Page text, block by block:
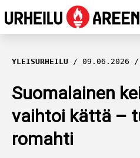
OLYMPIALAISET
MAASTOHIIHTO
AMPUMAHIIHTO
YLEISURHEILU
YLEISURHEILU 09.06.2026
Suomalainen
vaihtoi kättä –
romahti